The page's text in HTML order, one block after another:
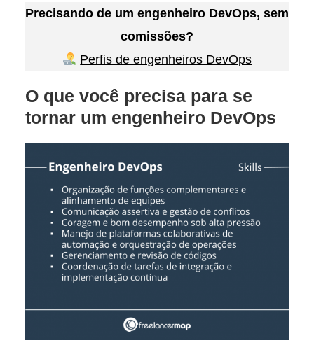
Precisando de um engenheiro DevOps, sem
comissões?
Perfis de engenheiros DevOps
O que você precisa para se
tornar um engenheiro DevOps